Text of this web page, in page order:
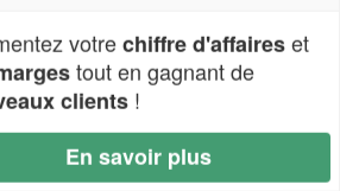
| Map data ©OpenStreetMap contributors,CC-BY-SA
votrechiffre d'affaireset
tout en gagnant de
clients !
En savoir plus